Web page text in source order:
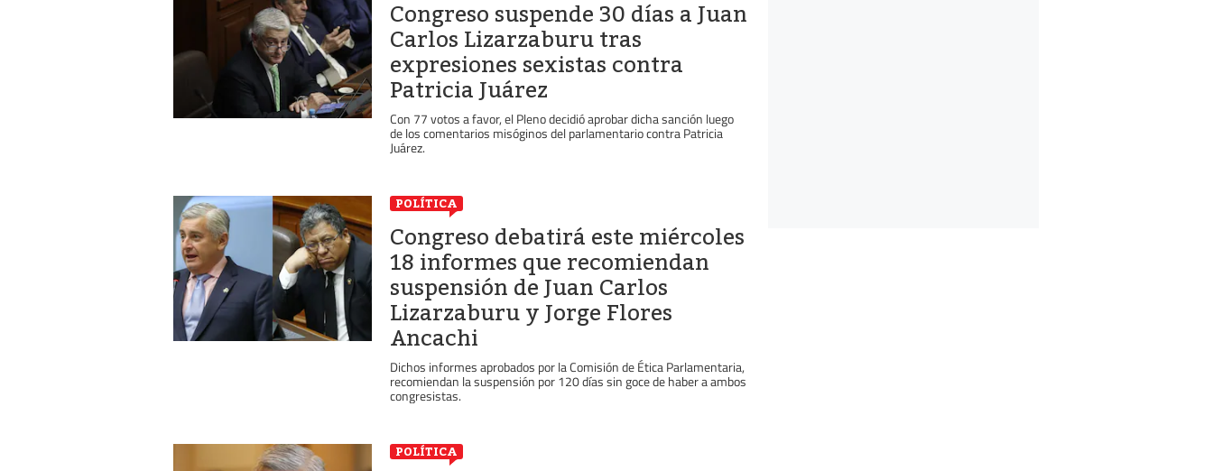
Congreso suspende 30 días a Juan
Carlos Lizarzaburu tras
expresiones sexistas contra
Patricia Juárez
Con 77 votos a favor, el Pleno decidió aprobar dicha sanción luego
de los comentarios misóginos del parlamentario contra Patricia
Juárez.
POLÍTICA
Congreso debatirá este miércoles
18 informes que recomiendan
suspensión de Juan Carlos
Lizarzaburu y Jorge Flores
Ancachi
Dichos informes aprobados por la Comisión de Ética Parlamentaria,
recomiendan la suspensión por 120 días sin goce de haber a ambos
congresistas.
POLÍTICA